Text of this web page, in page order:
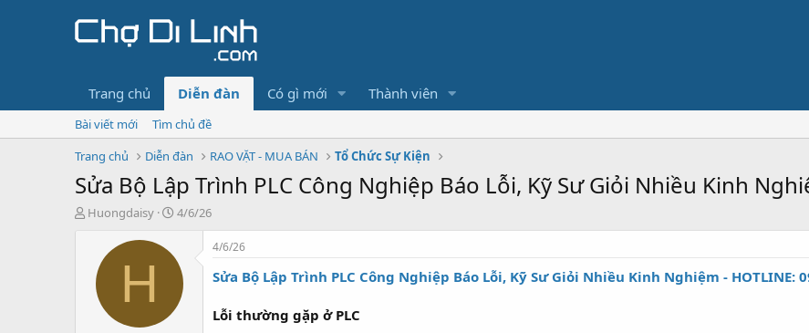
Trang chủ Diễn đàn Có gì mới Thành viên
Bài viết mới
Tìm chủ đề
Trang chủ
Diễn đàn RAO VẶT - MUA BÁN Tổ Chức Sự Kiện
Sửa Bộ Lập Trình PLC Công Nghiệp Báo Lỗi, Kỹ Sư Giỏi Nhiều Kinh
T
Huongdaisy
N
y
g
ử
i
4/6/26
H
4/6/26
Sửa Bộ Lập Trình PLC Công Nghiệp Báo Lỗi, Kỹ Sư Giỏi Nhiều Kinh Nghiệm - HOTLINE:
Lỗi thường gặp ở PLC